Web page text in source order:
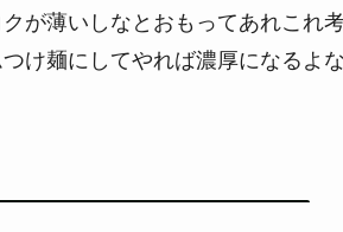
が薄いしなとおもってあれこれ
け麺にしてやれば濃厚になるよ